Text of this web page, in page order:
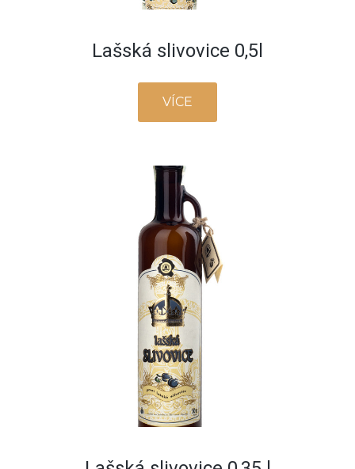
Lašská slivovice 0,5l
VÍCE